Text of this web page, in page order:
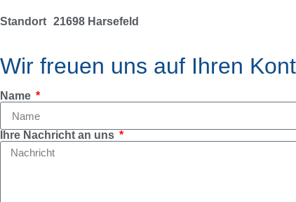
Standort 21698 Harsefeld
Wir freuen uns auf Ihren
Name
Ihre Nachricht an uns